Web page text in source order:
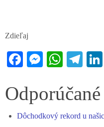
Zdieľaj
Fa
bo
ok
M
se
er
W
ts
pp
Te
gr
m
Dôchodkový rekord u